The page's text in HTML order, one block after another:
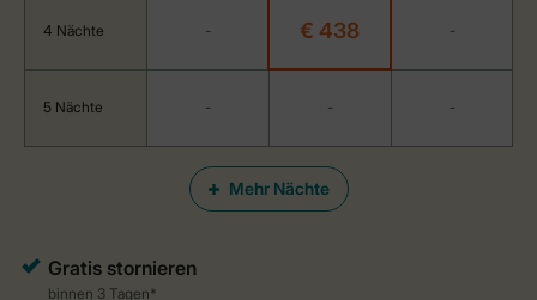
Mehr Nächte
4 Nächte - € 438 -
5 Nächte - - -